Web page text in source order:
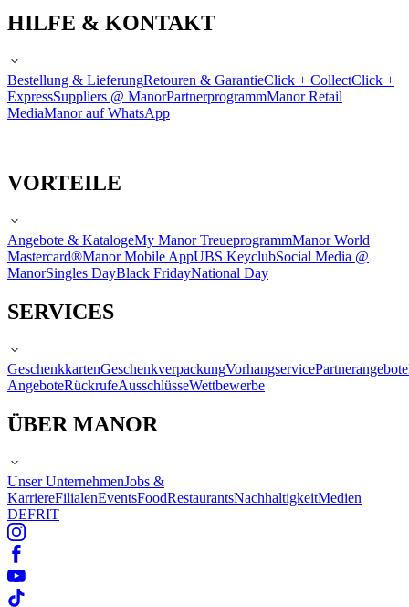
HILFE & KONTAKT
Bestellung & LieferungRetouren & GarantieClick + CollectClick +
ExpressSuppliers @ ManorPartnerprogrammManor Retail
MediaManor auf WhatsApp
VORTEILE
Angebote & KatalogeMy Manor TreueprogrammManor World
Mastercard®Manor Mobile AppUBS KeyclubSocial Media @
ManorSingles DayBlack FridayNational Day
SERVICES
GeschenkkartenGeschenkverpackungVorhangservicePartnerangebote
AngeboteRückrufeAusschlüsseWettbewerbe
ÜBER MANOR
Unser UnternehmenJobs &
KarriereFilialenEventsFoodRestaurantsNachhaltigkeitMedien
DEFRIT